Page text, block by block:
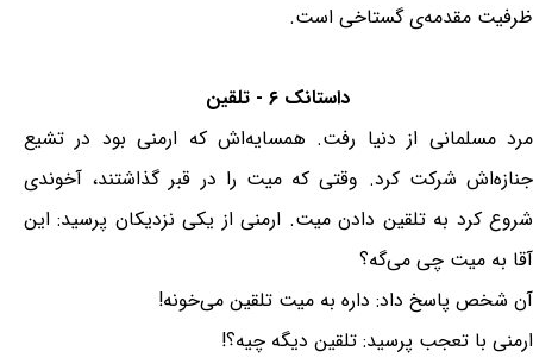
ظرفیت مقدمه‌ی گستاخی است.
داستانک ۶ - تلقین
مرد مسلمانی از دنیا رفت. همسایه‌اش که ارمنی بود در تشیع
جنازه‌اش شرکت کرد. وقتی که میت را در قبر گذاشتند، آخوندی
شروع کرد به تلقین دادن میت. ارمنی از یکی نزدیکان پرسید: این
آقا به میت چی می‌گه؟
آن شخص پاسخ داد: داره به میت تلقین می‌خونه!
ارمنی با تعجب پرسید: تلقین دیگه چیه؟!